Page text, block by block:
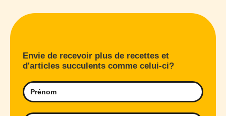
Envie de recevoir plus de recettes et
d'articles succulents comme celui-ci?